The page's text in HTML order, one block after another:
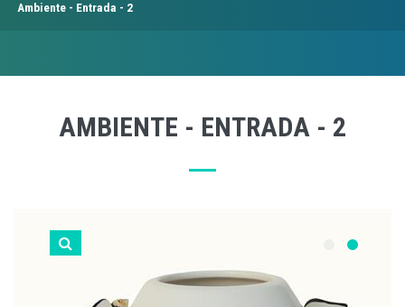
Ambiente - Entrada - 2
AMBIENTE - ENTRADA - 2